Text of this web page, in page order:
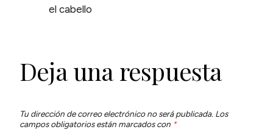
ENTRADAS
el cabello
Deja una respuesta
Tu dirección de correo electrónico no será publicada. Los
campos obligatorios están marcados con *